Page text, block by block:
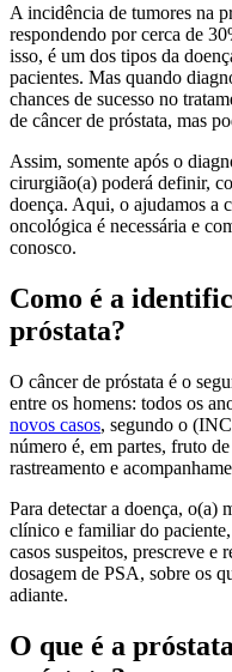
A incidência de tumores na
respondendo por cerca de
isso, é um dos tipos da
pacientes. Mas quando
chances de sucesso no
de câncer de próstata, mas
Assim, somente após o
cirurgião(a) poderá definir,
doença. Aqui, o ajudamos a
oncológica é necessária e
conosco.
Como é a
próstata?
O câncer de próstata é o
entre os homens: todos os
novos casos, segundo o
número é, em partes, fruto
rastreamento e
Para detectar a doença, o(a)
clínico e familiar do
casos suspeitos, prescreve e
dosagem de PSA, sobre os
adiante.
O que é a